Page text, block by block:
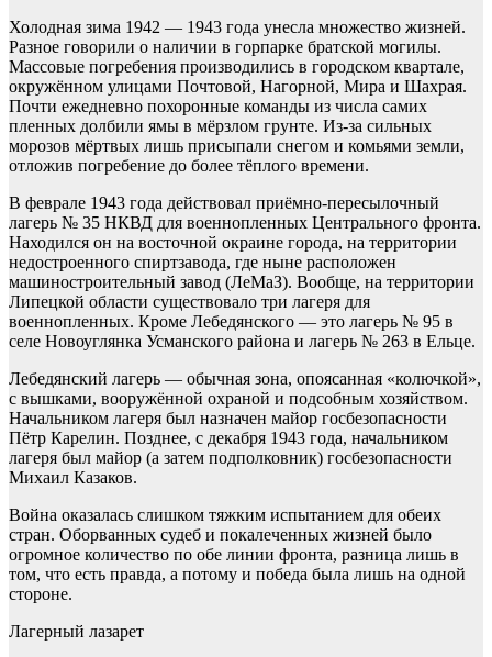
Холодная зима 1942 — 1943 года унесла множество жизней.
Разное говорили о наличии в горпарке братской могилы.
Массовые погребения производились в городском квартале,
окружённом улицами Поч­товой, Нагорной, Мира и Шахрая.
Почти ежедневно похоронные команды из числа самих
пленных долбили ямы в мёрзлом грунте. Из-за сильных
морозов мёртвых лишь присыпали снегом и комьями земли,
отложив погребение до более тёплого времени.
В феврале 1943 года действовал приёмно-пересылочный
лагерь № 35 НКВД для военнопленных Центрального фронта.
Находился он на восточной окраине города, на территории
недостроенного спиртзавода, где ныне расположен
машиностроительный завод (ЛеМаЗ). Вообще, на территории
Липецкой области существовало три лагеря для
военнопленных. Кроме Лебедянского — это лагерь № 95 в
селе Новоуглянка Усманского района и лагерь № 263 в Ельце.
Лебедянский лагерь — обычная зона, опоясанная «колючкой»,
с вышками, вооружённой охраной и подсобным хозяйством.
Начальником лагеря был назначен майор госбезопасности
Пётр Карелин. Позднее, с декабря 1943 года, начальником
лагеря был майор (а затем подполковник) госбезопасности
Михаил Казаков.
Война оказалась слишком тяжким испытанием для обеих
стран. Оборванных судеб и покалеченных жизней было
огромное количество по обе линии фронта, разница лишь в
том, что есть правда, а потому и победа была лишь на одной
стороне.
Лагерный лазарет